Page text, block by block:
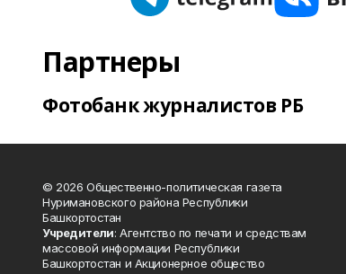
Партнеры
Фотобанк журналистов РБ
© 2026 Общественно-политическая газета
Нуримановского района Республики
Башкортостан
Учредители: Агентство по печати и средствам
массовой информации Республики
Башкортостан и Акционерное общество